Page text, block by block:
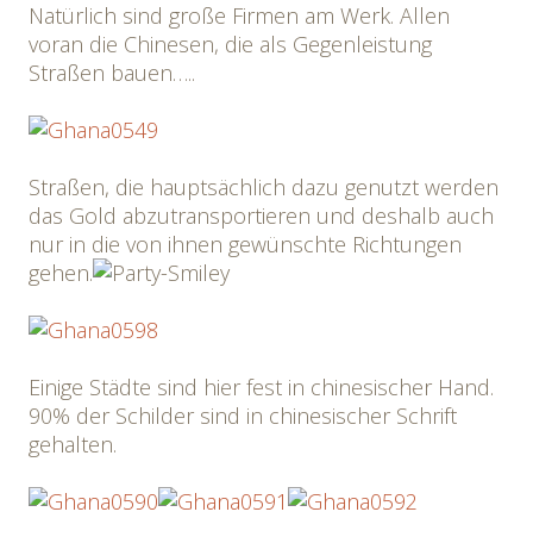
Natürlich sind große Firmen am Werk. Allen
voran die Chinesen, die als Gegenleistung
Straßen bauen…..
Straßen, die hauptsächlich dazu genutzt werden
das Gold abzutransportieren und deshalb auch
nur in die von ihnen gewünschte Richtungen
gehen.
Einige Städte sind hier fest in chinesischer Hand.
90% der Schilder sind in chinesischer Schrift
gehalten.